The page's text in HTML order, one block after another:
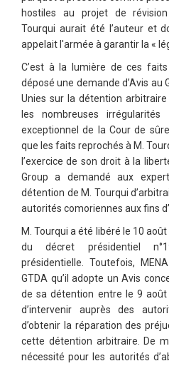
hostiles au projet de
Tourqui aurait été l’auteur et
appelait l'armée à garantir la «
C’est à la lumière de ces
déposé une demande d’Avis au
Unies sur la détention
les nombreuses irrégularités
exceptionnel de la Cour de
que les faits reprochés à M.
l’exercice de son droit à la
Group a demandé aux
détention de M. Tourqui
autorités comoriennes aux fins
M. Tourqui a été libéré le 10
du décret présidentiel
présidentielle. Toutefois,
GTDA qu’il adopte un Avis
de sa détention entre le 9
d’intervenir auprès des
d’obtenir la réparation des
cette détention arbitraire. De
nécessité pour les autorités